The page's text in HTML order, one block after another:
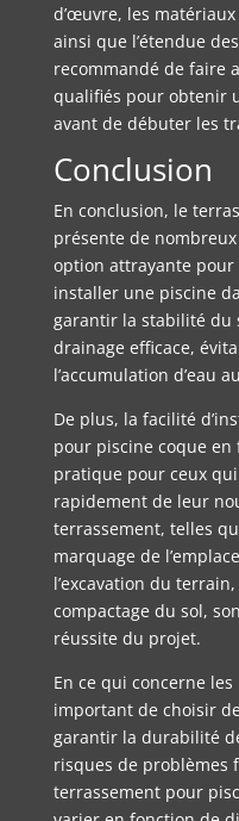
d’œuvre, les
ainsi que l’étendue
recommandé de faire
qualifiés pour obtenir
avant de débuter les
Conclusion
En conclusion, le
présente de
option attrayante
installer une piscine
garantir la stabilité du
drainage efficace,
l’accumulation d’eau
De plus, la facilité
pour piscine coque
pratique pour ceux
rapidement de leur
terrassement, telles
marquage de
l’excavation du
compactage du sol,
réussite du projet.
En ce qui concerne
important de choisir
garantir la durabilité
risques de problèmes
terrassement pour